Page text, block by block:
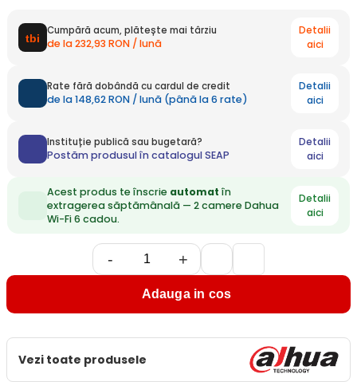
Cumpără acum, plătește mai târziu
de la 232,93 RON / lună
Detalii
aici
Rate fără dobândă cu cardul de credit
de la 148,62 RON / lună (până la 6 rate)
Detalii
aici
Instituție publică sau bugetară?
Postăm produsul în catalogul SEAP
Detalii
aici
Acest produs te înscrie automat în
extragerea săptămânală — 2 camere Dahua
Wi-Fi 6 cadou.
Detalii
aici
- +
Adauga in cos
Vezi toate produsele